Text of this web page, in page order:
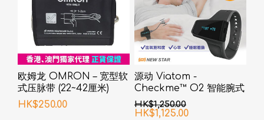
欧姆龙 OMRON – 宽型软
式压脉带 (22~42厘米)
HK$250.00
源动 Viatom -
Checkme™ O2 智能腕式
脉搏血氧仪
HK$1,250.00
HK$1,125.00